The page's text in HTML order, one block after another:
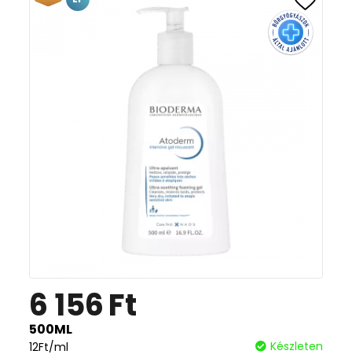
6 156Ft
500ML
12Ft/ml Készleten